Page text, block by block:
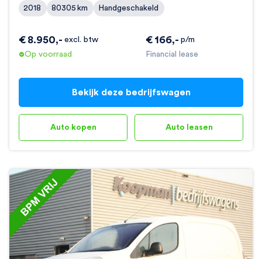
2018 80305 km Handgeschakeld
€ 166,- p/m
Financial lease
€ 8.950,- excl. btw
Op voorraad
Bekijk deze bedrijfswagen
Auto kopen Auto leasen